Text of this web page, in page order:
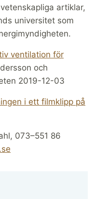
artiklar,
universitet som
ventilation för
och
2019-12-03
i ett filmklipp på
073–551 86